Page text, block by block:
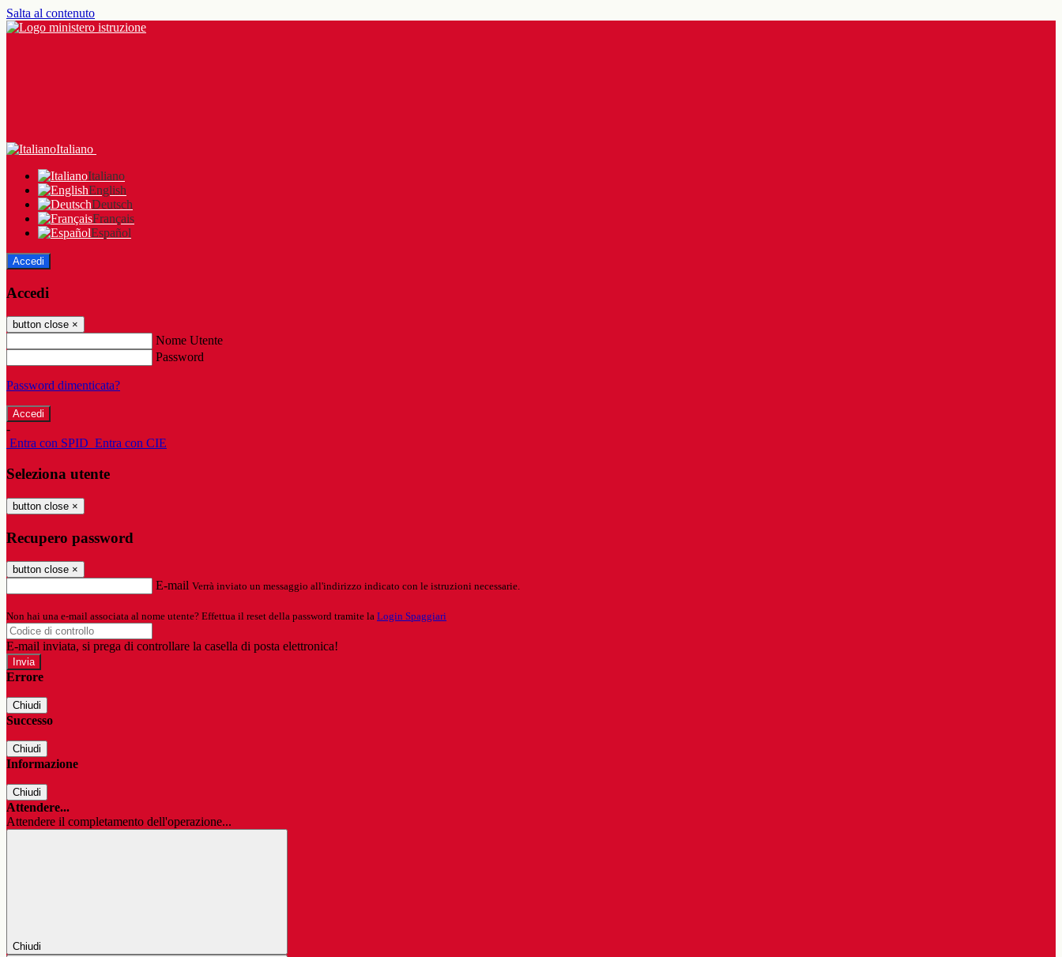
Salta al contenuto
Italiano
Italiano
English
Deutsch
Français
Español
Accedi
Accedi
button close ×
Nome Utente
Password
Password dimenticata?
-
Entra con SPID Entra con CIE
Seleziona utente
button close ×
Recupero password
button close ×
E-mail Verrà inviato un messaggio all'indirizzo indicato con le istruzioni necessarie.
Non hai una e-mail associata al nome utente? Effettua il reset della password tramite la Login Spaggiari
E-mail inviata, si prega di controllare la casella di posta elettronica!
Errore
Chiudi
Successo
Chiudi
Informazione
Chiudi
Attendere...
Attendere il completamento dell'operazione...
Chiudi